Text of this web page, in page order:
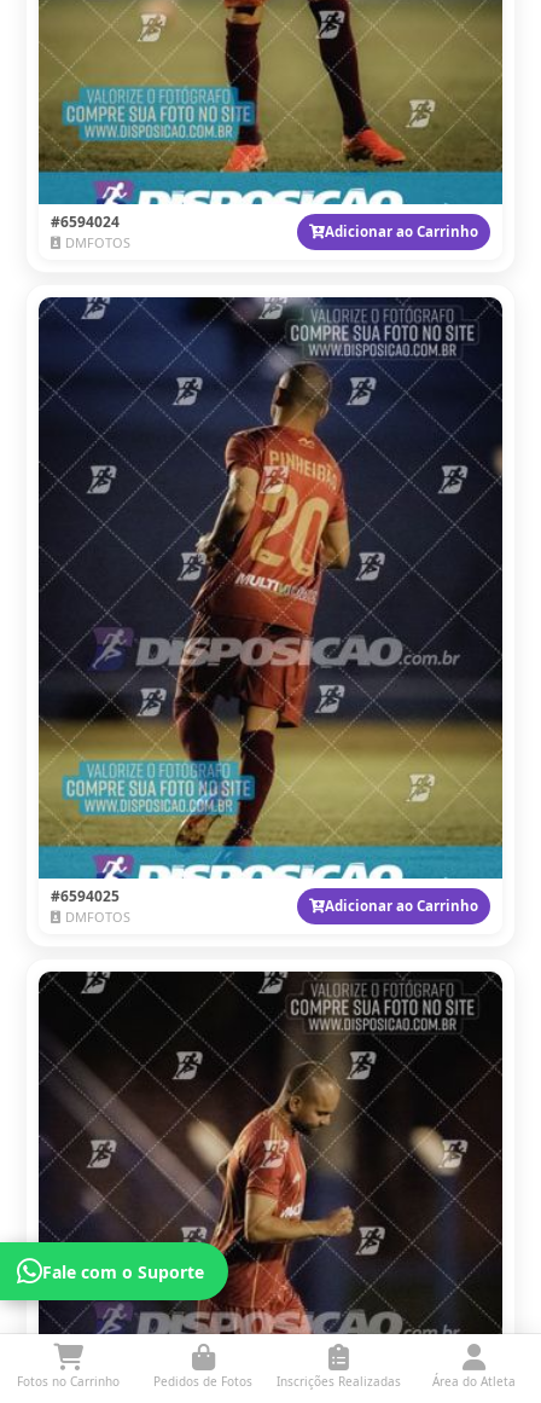
#6594024
DMFOTOS
Adicionar ao Carrinho
#6594025
DMFOTOS
Adicionar ao Carrinho
Fale com o Suporte
Fotos no Carrinho Pedidos de Fotos Inscrições Realizadas Área do Atleta